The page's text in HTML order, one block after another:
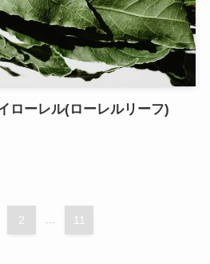
ローレル(ローレルリーフ)
2 ... 11